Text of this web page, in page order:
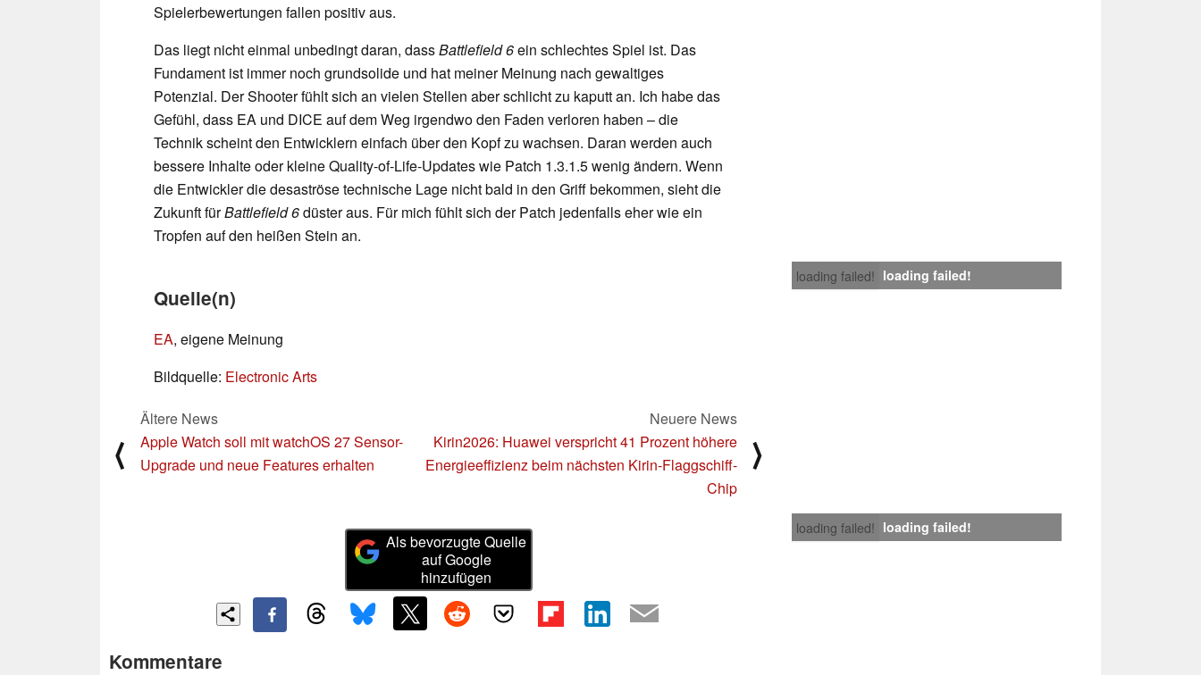
Spielerbewertungen fallen positiv aus.
Das liegt nicht einmal unbedingt daran, dassBattlefield 6ein schlechtes Spiel ist. Das
Fundament ist immer noch grundsolide und hat meiner Meinung nach gewaltiges
Potenzial. Der Shooter fühlt sich an vielen Stellen aber schlicht zu kaputt an. Ich habe das
Gefühl, dass EA und DICE auf dem Weg irgendwo den Faden verloren haben – die
Technik scheint den Entwicklern einfach über den Kopf zu wachsen. Daran werden auch
bessere Inhalte oder kleine Quality-of-Life-Updates wie Patch 1.3.1.5 wenig ändern. Wenn
die Entwickler die desaströse technische Lage nicht bald in den Griff bekommen, sieht die
Zukunft fürBattlefield 6düster aus. Für mich fühlt sich der Patch jedenfalls eher wie ein
Tropfen auf den heißen Stein an.
loading failed! loading failed!
Quelle(n)
EA, eigene Meinung
Bildquelle: Electronic Arts
⟨
Ältere News
Apple Watch soll mit watchOS 27 Sensor-
Upgrade und neue Features erhalten
Neuere News
Kirin2026: Huawei verspricht 41 Prozent höhere
Energieeffizienz beim nächsten Kirin-Flaggschiff-
Chip
⟩
loading failed! loading failed!
Als bevorzugte Quelle
auf Google
hinzufügen
Kommentare